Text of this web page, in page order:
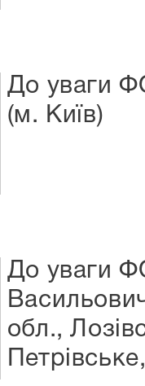
До уваги
(м. Київ)
До уваги
обл.,